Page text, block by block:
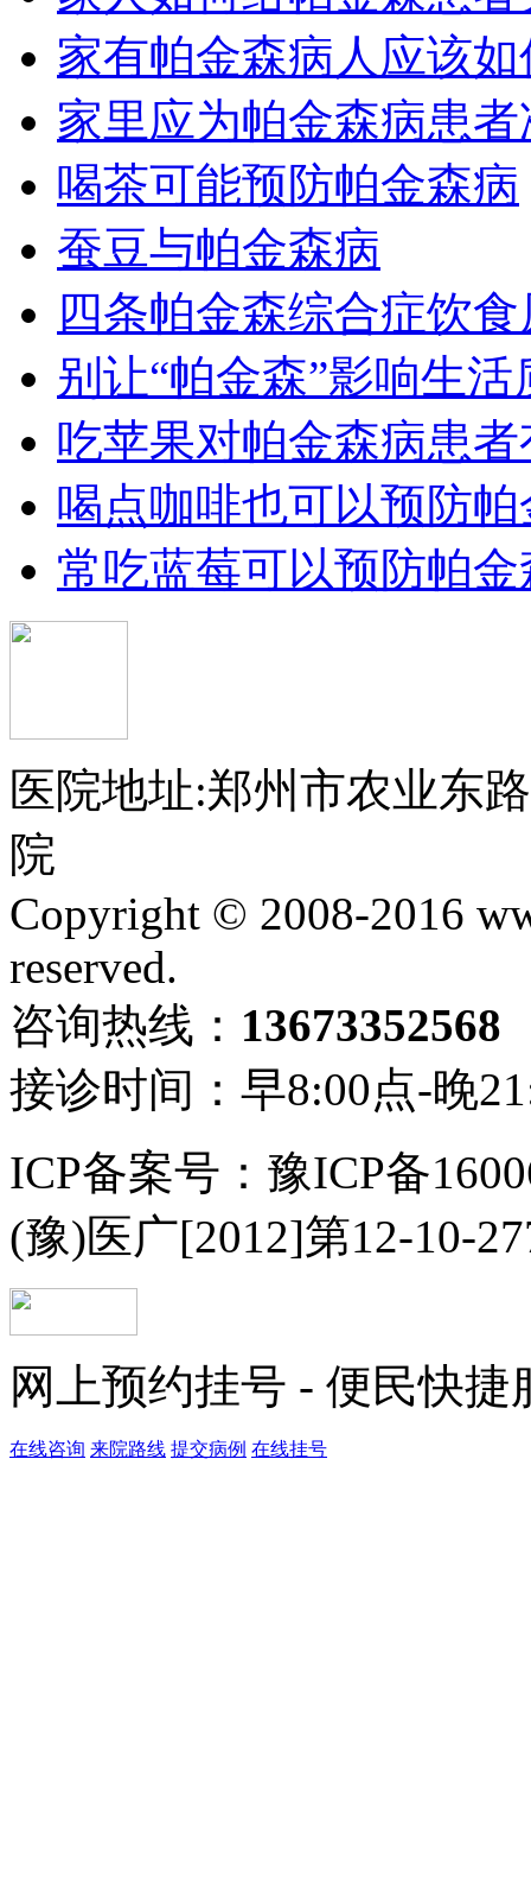
家有帕金森病人应该
家里应为帕金森病患
喝茶可能预防帕金森病
蚕豆与帕金森病
四条帕金森综合症饮
别让“帕金森”影响生活
吃苹果对帕金森病患
喝点咖啡也可以预防帕
常吃蓝莓可以预防帕金
医院地址:郑州市农业东
院
Copyright © 2008-2016
reserved.
咨询热线： 13673352568
接诊时间：早8:00点-晚
ICP备案号：豫ICP备
(豫)医广[2012]第12-10-
网上预约挂号 - 便民快捷
在线咨询 来院路线 提交病例 在线挂号